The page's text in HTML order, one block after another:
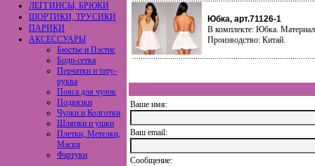
ЛЕГГИНСЫ, БРЮКИ
ШОРТИКИ, ТРУСИКИ
ПАРИКИ
АКСЕССУАРЫ
Бюстье и Пэстис
Боди-сетка
Перчатки и тату-
руква
Пояса для чулок
Подвязки
Чулки и Колготки
Шляпки и ушки
Плетки, Метелки,
Маски
Фартуки
Юбка, арт.71126-1
В комплекте: Юбка.
Производство: Китай.
Ваше имя:
Ваш еmail:
Сообщение: